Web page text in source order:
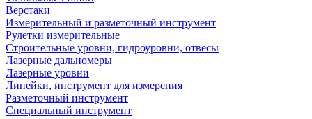
Верстаки
Измерительный и разметочный инструмент
Рулетки измерительные
Строительные уровни, гидроуровни, отвесы
Лазерные дальномеры
Лазерные уровни
Линейки, инструмент для измерения
Разметочный инструмент
Специальный инструмент